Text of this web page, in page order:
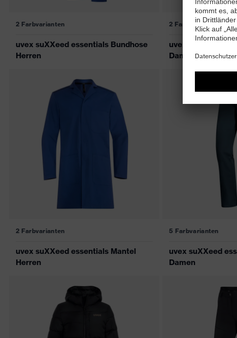
2 Farbvarianten
uvex suXXeed essentials Bundhose
Herren
2 Farbvarianten
uvex suXXeed
Damen
2 Farbvarianten
uvex suXXeed essentials Mantel
Herren
5 Farbvarianten
uvex suXXeed
Damen